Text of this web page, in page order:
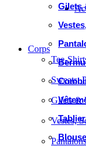
Gilets
Corps
Tee-
Sweats,
Gilets &
Vestes,